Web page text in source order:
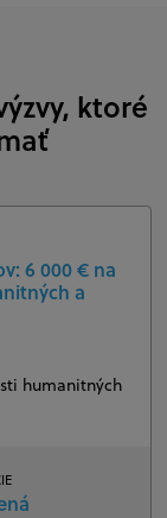
ktoré
6 000 € na
a
humanitných